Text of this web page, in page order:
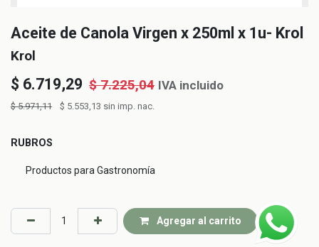
Aceite de Canola Virgen x 250ml x 1u- Krol
Krol
$ 6.719,29 $7.225,04 IVA incluido
$5.971,11 $ 5.553,13 sin imp. nac.
RUBROS
Productos para Gastronomía
Agregar al carrito